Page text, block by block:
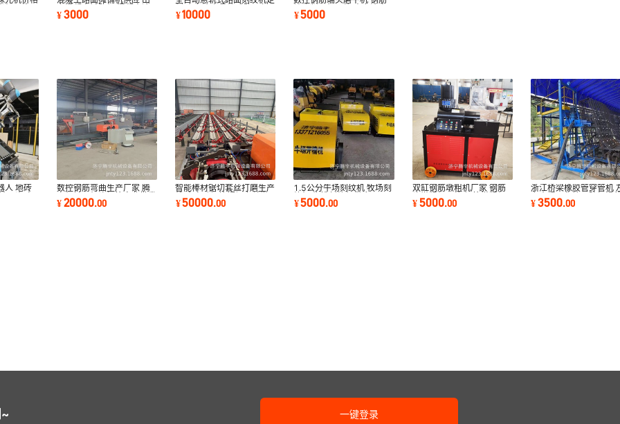
东混凝土铺路机 混凝土滚
轴摊铺机价格
¥3000
制 山东济宁悬轨式路面刻
纹机价格
¥10000
端头削平机价格 山东济宁
钢筋端头打磨机
¥5000
人 地砖
面瓷砖
数控钢筋弯曲生产厂家 腾
宇机械二机头钢筋弯曲批发
¥20000.00
智能棒材锯切套丝打磨生产
线 全自动钢筋锯切套丝墩
粗生产线厂家
¥50000.00
1.5公分牛场刻纹机 牧场刻
纹机 牛槽刻纹机供应
¥5000.00
双缸钢筋墩粗机厂家 钢筋
头墩粗机价格 钢筋墩粗机
图片
¥5000.00
浙江桥梁橡胶管穿管机
右夹紧不伤管子防打滑
胶管穿管机
¥3500.00
一键登录